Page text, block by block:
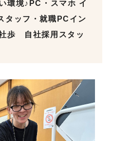
環境♪PC・スマホ イ
タッフ・就職PCイン
歩 自社採用スタッ